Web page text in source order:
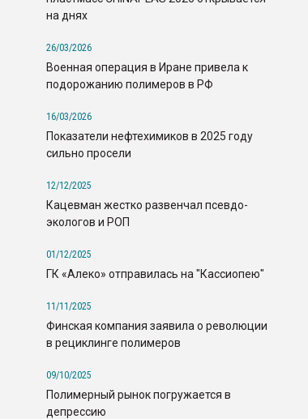
на днях
26/03/2026
Военная операция в Иране привела к
подорожанию полимеров в РФ
16/03/2026
Показатели нефтехимиков в 2025 году
сильно просели
12/12/2025
Кацевман жестко развенчал псевдо-
экологов и РОП
01/12/2025
ГК «Алеко» отправилась на "Кассиопею"
11/11/2025
Финская компания заявила о революции
в рециклинге полимеров
09/10/2025
Полимерный рынок погружается в
депрессию